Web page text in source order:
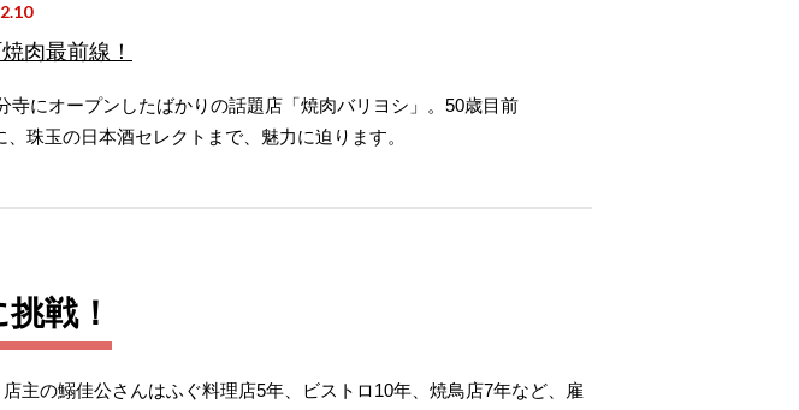
肉最前線！
にオープンしたばかりの話題店「焼肉バリヨシ」。50歳目前
珠玉の日本酒セレクトまで、魅力に迫ります。
戦！
主の鰯佳公さんはふぐ料理店5年、ビストロ10年、焼鳥店7年など、雇